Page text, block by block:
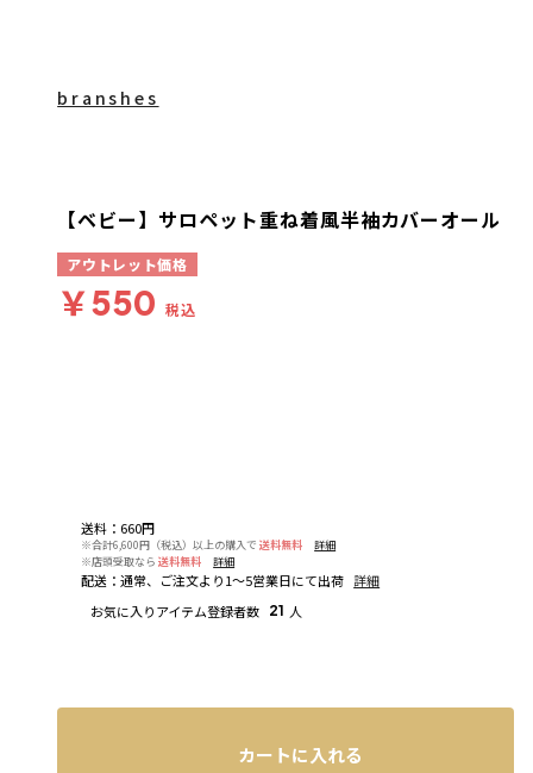
送料 ： 660円
※合計6,600円（税込）以上の購入で 送料無料
詳細
※店頭受取なら 送料無料 詳細
配送 ：通常、ご注文より1～5営業日にて出荷 詳細
お気に入りアイテム登録者数 21 人
branshes
【ベビー】サロペット重ね着風半袖カバーオール
アウトレット価格
￥550 税込
カートに入れる